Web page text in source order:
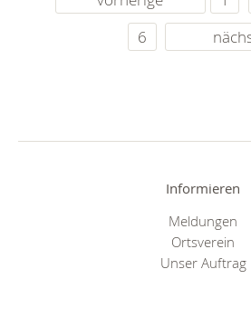
6
Informieren
Meldungen
Ortsverein
Unser Auftrag